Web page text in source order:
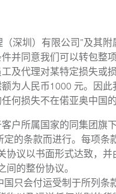
深圳）有限公司”及其
并同意我们可以转包
及代理对某特定损失
为人民币1000 元。因
何损失不在偌亚奥中国
户所属国家的同集团旗
的条款而进行。每项
协议以书面形式达致，
的整份协议。
只会付运受制于所列